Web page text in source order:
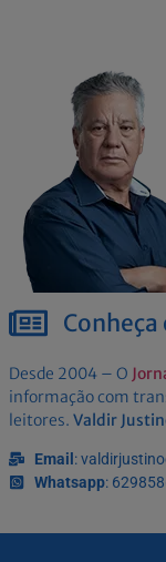
Desde 2004 – O
informação com
leitores. Valdir
Email :
Whatsapp: